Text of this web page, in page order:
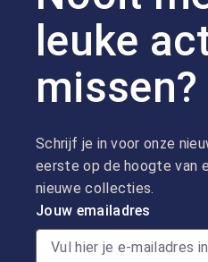
leuke
missen?
Schrijf je in voor onze
eerste op de hoogte van
nieuwe collecties.
Jouw emailadres